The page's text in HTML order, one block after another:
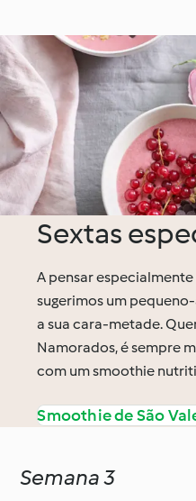
Sextas
A pensar
sugerimos um
a sua cara-metade.
Namorados, é sempre
com um smoothie
Smoothie de São
Semana 3